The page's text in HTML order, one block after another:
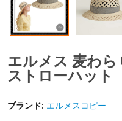
エルメス 麦わら
ストローハット
ブランド: エルメスコピー